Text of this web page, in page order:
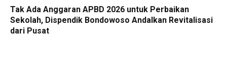
Tak Ada Anggaran APBD 2026 untuk Perbaikan
Sekolah, Dispendik Bondowoso Andalkan Revitalisasi
dari Pusat